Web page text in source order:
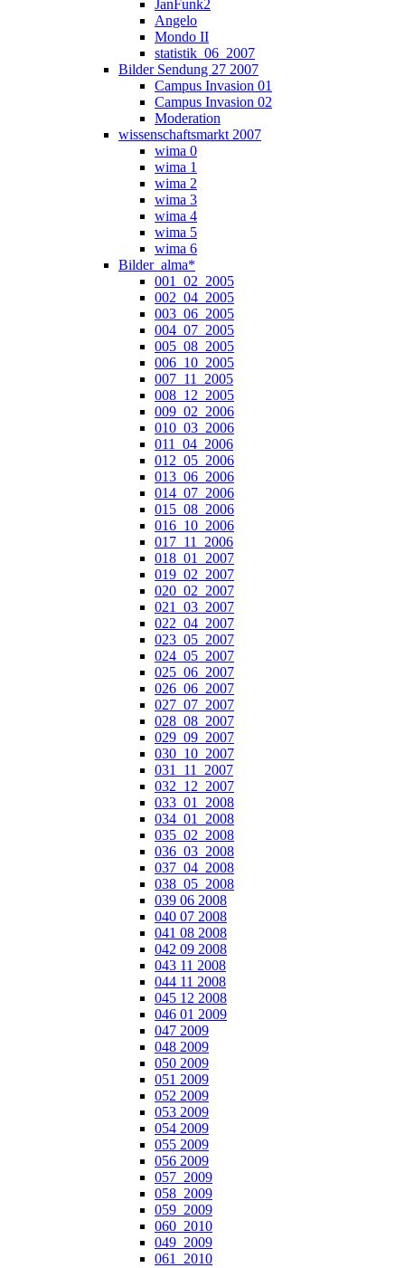
JanFunk2
Angelo
Mondo II
statistik_06_2007
Bilder Sendung 27 2007
Campus Invasion 01
Campus Invasion 02
Moderation
wissenschaftsmarkt 2007
wima 0
wima 1
wima 2
wima 3
wima 4
wima 5
wima 6
Bilder_alma*
001_02_2005
002_04_2005
003_06_2005
004_07_2005
005_08_2005
006_10_2005
007_11_2005
008_12_2005
009_02_2006
010_03_2006
011_04_2006
012_05_2006
013_06_2006
014_07_2006
015_08_2006
016_10_2006
017_11_2006
018_01_2007
019_02_2007
020_02_2007
021_03_2007
022_04_2007
023_05_2007
024_05_2007
025_06_2007
026_06_2007
027_07_2007
028_08_2007
029_09_2007
030_10_2007
031_11_2007
032_12_2007
033_01_2008
034_01_2008
035_02_2008
036_03_2008
037_04_2008
038_05_2008
039 06 2008
040 07 2008
041 08 2008
042 09 2008
043 11 2008
044 11 2008
045 12 2008
046 01 2009
047 2009
048 2009
050 2009
051 2009
052 2009
053 2009
054 2009
055 2009
056 2009
057_2009
058_2009
059_2009
060_2010
049_2009
061_2010